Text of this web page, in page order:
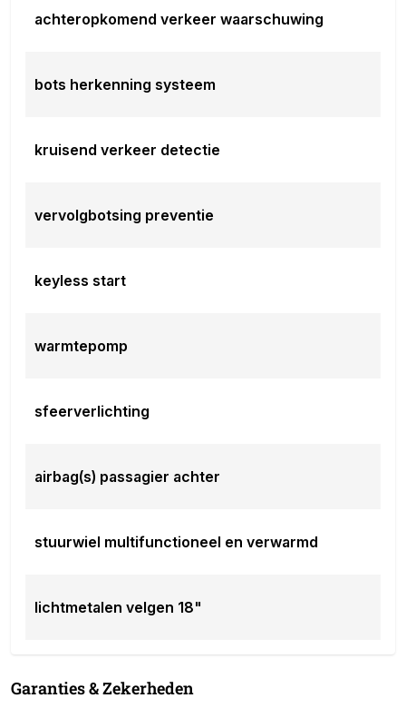
achteropkomend verkeer waarschuwing
bots herkenning systeem
kruisend verkeer detectie
vervolgbotsing preventie
keyless start
warmtepomp
sfeerverlichting
airbag(s) passagier achter
stuurwiel multifunctioneel en verwarmd
lichtmetalen velgen 18"
Garanties & Zekerheden